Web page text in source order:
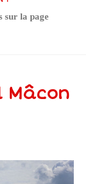
sur la page
Mâcon